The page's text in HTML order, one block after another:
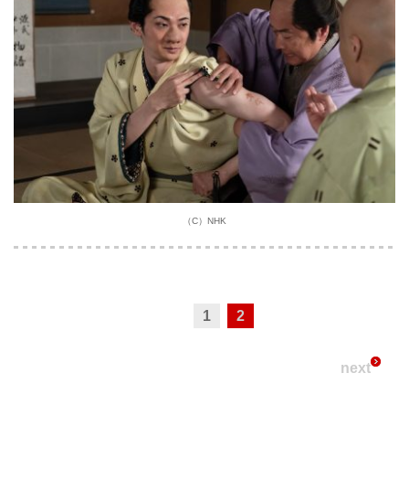
（C）NHK
1 2
next